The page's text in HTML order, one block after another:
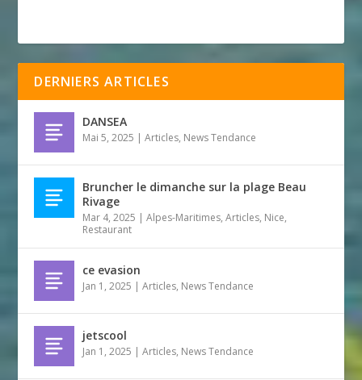
DERNIERS ARTICLES
DANSEA
Mai 5, 2025 |Articles, News Tendance
Bruncher le dimanche sur la plage Beau
Rivage
Mar 4, 2025 |Alpes-Maritimes,Articles, Nice,
Restaurant
ce evasion
Jan 1, 2025 |Articles, News Tendance
jetscool
Jan 1, 2025 |Articles, News Tendance